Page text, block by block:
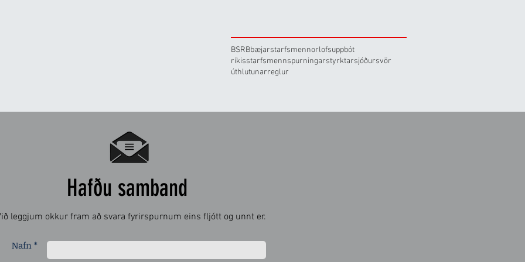
BSRBbæjarstarfsmennorlofsuppbót
ríkisstarfsmennspurningarstyrktarsjóðursvör
úthlutunarreglur
Hafðu samband
leggjum okkur fram að svara fyrirspurnum eins fljótt og unnt er.
Nafn *